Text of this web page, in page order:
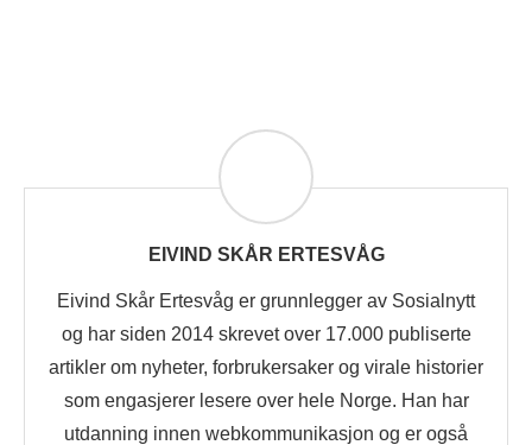
EIVIND SKÅR ERTESVÅG
Eivind Skår Ertesvåg er grunnlegger av Sosialnytt
og har siden 2014 skrevet over 17.000 publiserte
artikler om nyheter, forbrukersaker og virale historier
som engasjerer lesere over hele Norge. Han har
utdanning innen webkommunikasjon og er også